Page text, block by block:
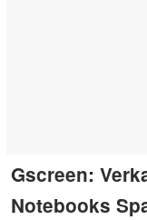
Gscreen:
Notebooks